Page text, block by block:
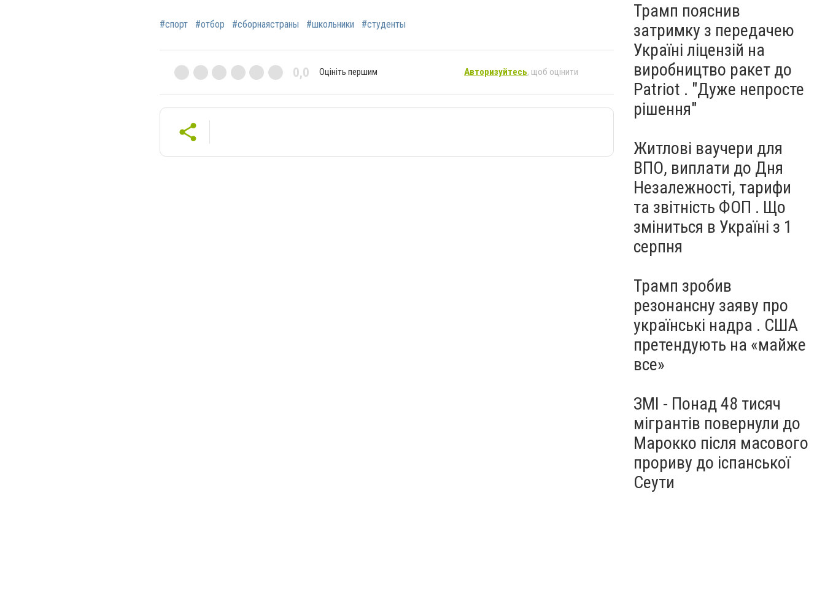
#спорт #отбор #сборнаястраны #школьники #студенты
0,0 Оцініть першим Авторизуйтесь, щоб оцінити
Трамп пояснив
затримку з передачею
Україні ліцензій на
виробництво ракет до
Patriot . "Дуже непросте
рішення"
Житлові ваучери для
ВПО, виплати до Дня
Незалежності, тарифи
та звітність ФОП . Що
зміниться в Україні з 1
серпня
Трамп зробив
резонансну заяву про
українські надра . США
претендують на «майже
все»
ЗМІ - Понад 48 тисяч
мігрантів повернули до
Марокко після масового
прориву до іспанської
Сеути